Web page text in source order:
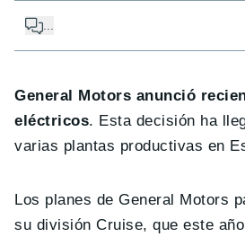
...
General Motors anunció
eléctricos. Esta decisión ha
varias plantas productivas en
Los planes de General Motors
su división Cruise, que este